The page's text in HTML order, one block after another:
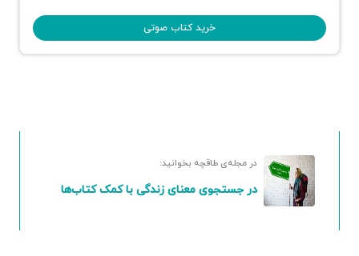
خرید کتاب صوتی
در مجله‌ی طاقچه بخوانید:
در جستجوی معنای زندگی با کمک کتاب‌ها